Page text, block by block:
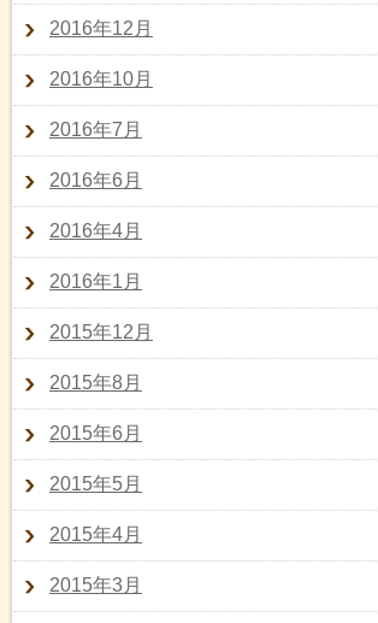
2016年12月
2016年10月
2016年7月
2016年6月
2016年4月
2016年1月
2015年12月
2015年8月
2015年6月
2015年5月
2015年4月
2015年3月